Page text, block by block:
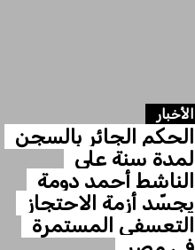
الأخبار
الحكم الجائر بالسجن
لمدة سنة على
الناشط أحمد دومة
يجسّد أزمة الاحتجاز
التعسفي المستمرة